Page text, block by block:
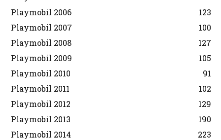
Playmobil 2006
123
Playmobil 2007
100
Playmobil 2008
127
Playmobil 2009
105
Playmobil 2010
91
Playmobil 2011
102
Playmobil 2012
129
Playmobil 2013
190
Playmobil 2014
223